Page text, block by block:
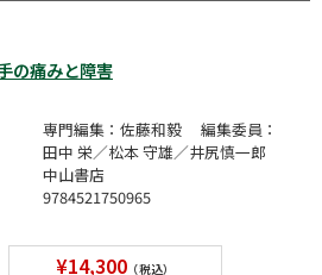
の痛みと障害
専門編集：佐藤和毅 編集委員：
田中 栄／松本 守雄／井尻慎一郎
中山書店
9784521750965
¥14,300 （税込）